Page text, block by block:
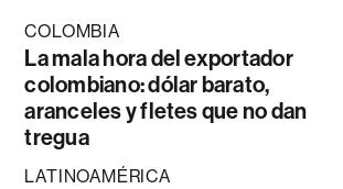
COLOMBIA
La mala hora del exportador
colombiano: dólar barato,
aranceles y fletes que no dan
tregua
LATINOAMÉRICA